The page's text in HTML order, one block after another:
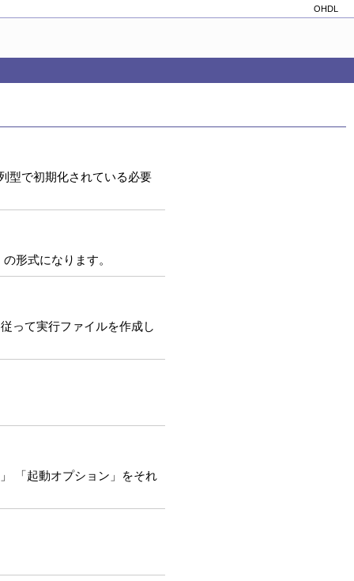
OHDL
型で初期化されている必要
形式になります。
って実行ファイルを作成し
「起動オプション」をそれ